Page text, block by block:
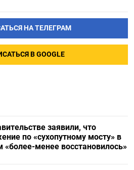
НА ТЕЛЕГРАМ
В GOOGLE
заявили, что
по «сухопутному мосту» в
«более-менее восстановилось»